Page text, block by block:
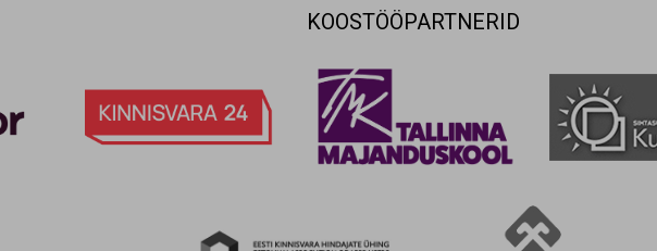
KOOSTÖÖPARTNERID